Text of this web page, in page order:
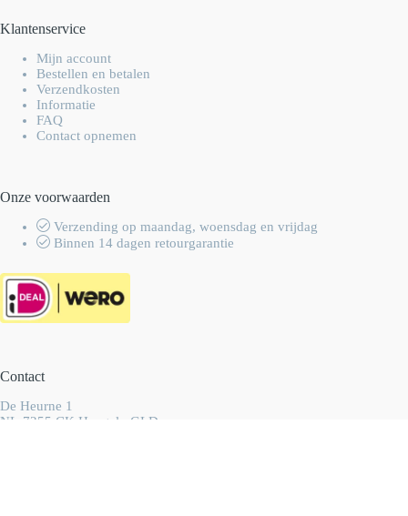
Klantenservice
Mijn account
Bestellen en betalen
Verzendkosten
Informatie
FAQ
Contact opnemen
Onze voorwaarden
Verzending op maandag, woensdag en vrijdag
Binnen 14 dagen retourgarantie
Contact
De Heurne 1
NL-7255 CK Hengelo GLD